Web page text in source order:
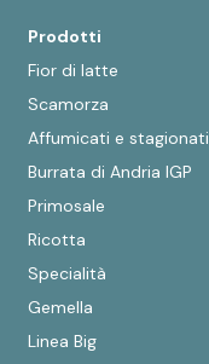
Prodotti
Fior di latte
Scamorza
Affumicati e stagionati
Burrata di Andria IGP
Primosale
Ricotta
Specialità
Gemella
Linea Big